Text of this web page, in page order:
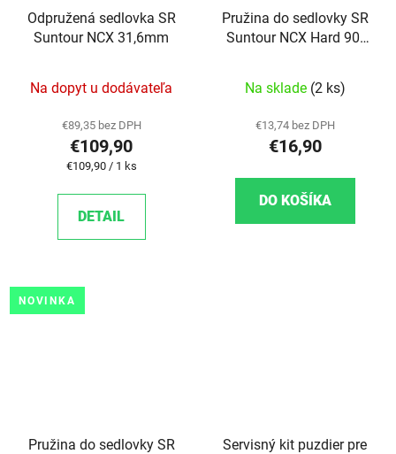
Odpružená sedlovka SR
Suntour NCX 31,6mm
Na dopyt u dodávateľa
€89,35 bez DPH
€109,90
Jednotková cena:
€109,90 / 1 ks
DETAIL
Pružina do sedlovky SR
Suntour NCX Hard 90-
Na sklade (2 ks)
€13,74 bez DPH
€16,90
DO KOŠÍKA
NOVINKA
Pružina do sedlovky SR
Servisný kit puzdier pre